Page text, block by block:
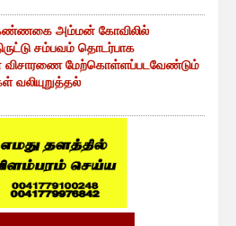
கண்ணகை அம்மன் கோவிலில்
சம்பவம் தொடர்பாக
விசாரணை மேற்கொள்ளப்படவேண்டும்
வலியுறுத்தல்